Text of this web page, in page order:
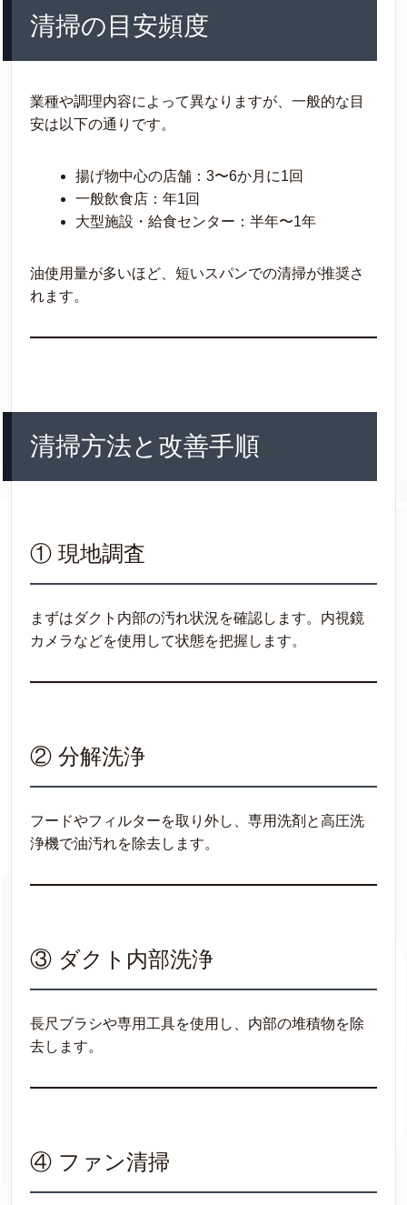
清掃の目安頻度
業種や調理内容によって異なりますが、一般的な目
安は以下の通りです。
揚げ物中心の店舗：3〜6か月に1回
一般飲食店：年1回
大型施設・給食センター：半年〜1年
油使用量が多いほど、短いスパンでの清掃が推奨さ
れます。
清掃方法と改善手順
① 現地調査
まずはダクト内部の汚れ状況を確認します。内視鏡
カメラなどを使用して状態を把握します。
② 分解洗浄
フードやフィルターを取り外し、専用洗剤と高圧洗
浄機で油汚れを除去します。
③ ダクト内部洗浄
長尺ブラシや専用工具を使用し、内部の堆積物を除
去します。
④ ファン清掃